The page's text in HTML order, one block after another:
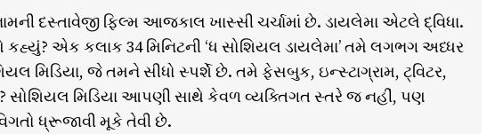
દસ્તાવેજી ફિલ્મ આજકાલ ખાસ્સી ચર્ચામાં છે. ડાયલેમા એટલે દ્વિધા.
એક કલાક 34 મિનિટની ‘ધ સોશિયલ ડાયલેમા’ તમે લગભગ અધ્ધર
મિડિયા, જે તમને સીધો સ્પર્શે છે. તમે ફેસબુક, ઇન્સ્ટાગ્રામ, ટ્વિટર,
મિડિયા આપણી સાથે કેવળ વ્યક્તિગત સ્તરે જ નહીં, પણ
ધ્રૂજાવી મૂકે તેવી છે.